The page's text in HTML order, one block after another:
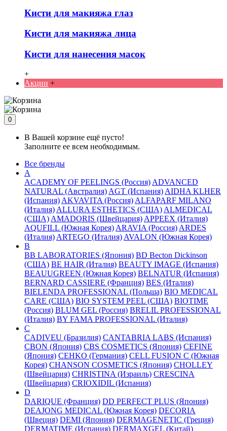
Кисти для макияжа глаз
Кисти для макияжа лица
Кисти для нанесения масок
+
Акции +
0
В Вашей корзине ещё пусто!
Заполните ее всем необходимым.
Все бренды
A
ACADEMY OF PEELINGS (Россия) ADVANCED
NATURAL (Австралия) AGT (Испания) AIDHA KLHER
(Испания) AKVAVITA (Россия) ALFAPARF MILANO
(Италия) ALLURA ESTHETICS (США) ALMEDICAL
(США) AMADORIS (Швейцария) APPEEX (Италия)
AQUFILL (Южная Корея) ARAVIA (Россия) ARDES
(Италия) ARTEGO (Италия) AVALON (Южная Корея)
B
BB LABORATORIES (Япония) BD Becton Dickinson
(США) BE HAIR (Италия) BEAUTY IMAGE (Испания)
BEAUUGREEN (Южная Корея) BELNATUR (Испания)
BERNARD CASSIERE (Франция) BES (Италия)
BIELENDA PROFESSIONAL (Польша) BIO MEDICAL
CARE (США) BIO SYSTEM PEEL (США) BIOTIME
(Россия) BLUM GEL (Россия) BRELIL PROFESSIONAL
(Италия) BY FAMA PROFESSIONAL (Италия)
C
CADIVEU (Бразилия) CANTABRIA LABS (Испания)
CBON (Япония) CBS COSMETICS (Япония) CEFINE
(Япония) CEHKO (Германия) CELL FUSION C (Южная
Корея) CHANSON COSMETICS (Япония) CHOLLEY
(Швейцария) CHRISTINA (Израиль) CRESCINA
(Швейцария) CRIOXIDIL (Испания)
D
DARIQUE (Франция) DD PERFECT PLUS (Япония)
DEAJONG MEDICAL (Южная Корея) DECORIA
(Швеция) DEMI (Япония) DERMAGENETIC (Греция)
DERMATIME (Испания) DERMAXGEL (Китай)